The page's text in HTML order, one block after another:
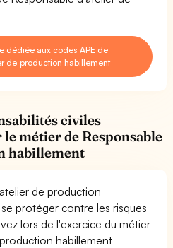
dédiée aux codes APE de
de production habillement
civiles
métier de Responsable
habillement
de production
protéger contre les risques
lors de l'exercice du métier
habillement